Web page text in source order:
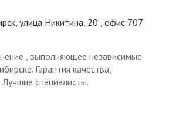
улица Никитина, 20 , офис 707
, выполняющее независимые
Гарантия качества,
специалисты.